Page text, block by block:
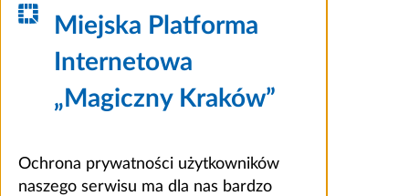
Miejska Platforma
Internetowa
„Magiczny Kraków”
Ochrona prywatności użytkowników
naszego serwisu ma dla nas bardzo